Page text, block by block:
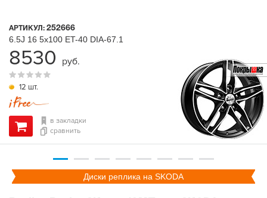
АРТИКУЛ: 252666
12 шт.
6.5J 16 5x100 ET-40 DIA-67.1
в закладки
сравнить
8530 руб.
Диски реплика на SKODA